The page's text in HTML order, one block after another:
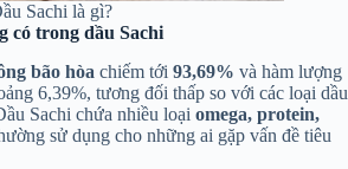
Sachi là gì?
có trong dầu Sachi
bão hòa chiếm tới 93,69% và hàm lượng
6,39%, tương đối thấp so với các loại dầu
Sachi chứa nhiều loại omega, protein,
sử dụng cho những ai gặp vấn đề tiêu